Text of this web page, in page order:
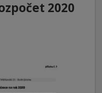
2020